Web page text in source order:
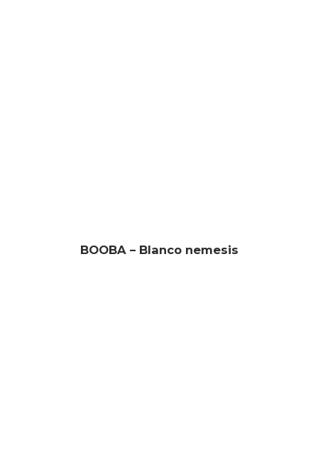
BOOBA – Blanco nemesis